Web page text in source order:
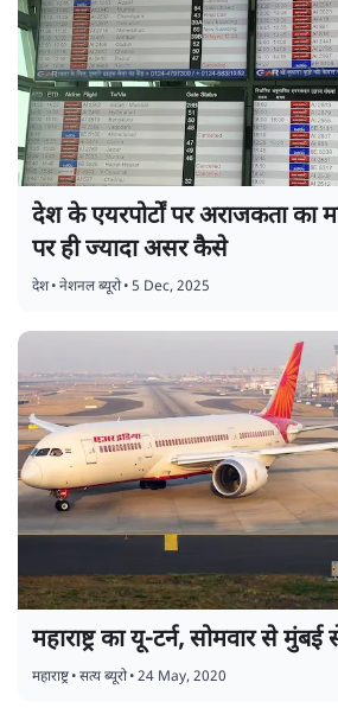
देश के एयरपोर्टों पर अराजकता का
पर ही ज्यादा असर कैसे
देश•नेशनल ब्यूरो•5 Dec, 2025
महाराष्ट्र का यू-टर्न, सोमवार से
महाराष्ट्र•सत्य ब्यूरो•24 May, 2020